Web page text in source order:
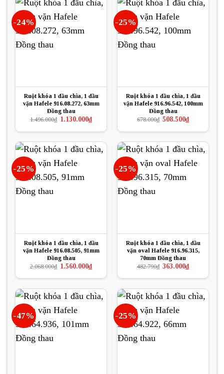
-24%
Ruột khóa 1 đầu chìa, 1 đầu
vặn Hafele 916.08.272, 63mm
Đồng thau
1.496.000₫ Giá
là:
1.130.000₫Giá
hiện
tại
1.130.000₫.
-25%
Ruột khóa 1 đầu chìa, 1 đầu
vặn Hafele 916.96.542, 100mm
Đồng thau
678.000₫ Giá
là:
508.500₫Giá
hiện
tại
508.500₫.
-25%
Ruột khóa 1 đầu chìa, 1 đầu
vặn Hafele 916.08.505, 91mm
Đồng thau
2.068.000₫ Giá
là:
1.560.000₫Giá
hiện
tại
1.560.000₫.
-25%
Ruột khóa 1 đầu chìa, 1 đầu
vặn oval Hafele 916.96.315,
70mm Đồng thau
482.790₫ Giá
là:
363.000₫Giá
hiện
tại
363.000₫.
-47% -25%